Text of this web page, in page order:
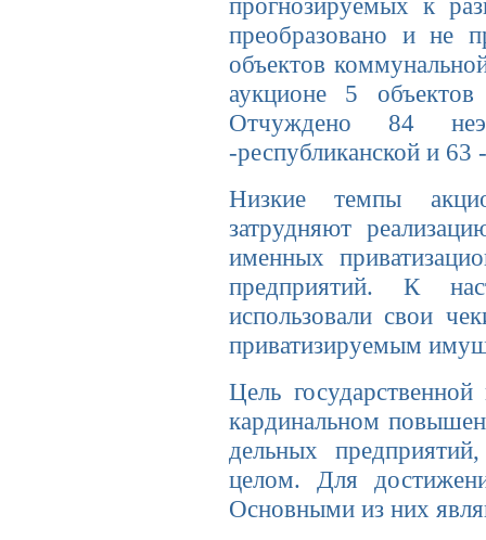
преобразовано и не
объектов
аукционе 5
Отчуждено 84
-республиканской и 63
Низкие темпы
затрудняют
имен­ных
предприятий. К
использовали свои
привати­зируемым
Цель
кардинальном
дельных
целом. Для
Основными из них